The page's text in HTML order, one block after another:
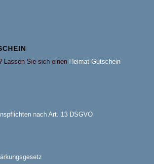
Lassen Sie sich einen Heimat-Gutschein
nach Art. 13 DSGVO